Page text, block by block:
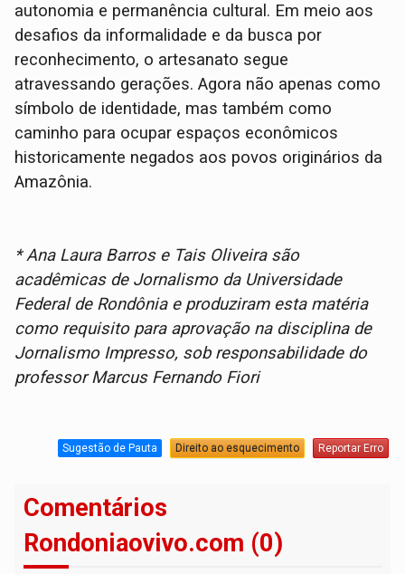
autonomia e permanência cultural. Em meio aos
desafios da informalidade e da busca por
reconhecimento, o artesanato segue
atravessando gerações. Agora não apenas como
símbolo de identidade, mas também como
caminho para ocupar espaços econômicos
historicamente negados aos povos originários da
Amazônia.
* Ana Laura Barros e Tais Oliveira são
acadêmicas de Jornalismo da Universidade
Federal de Rondônia e produziram esta matéria
como requisito para aprovação na disciplina de
Jornalismo Impresso, sob responsabilidade do
professor Marcus Fernando Fiori
Sugestão de Pauta Direito ao esquecimento Reportar Erro
Comentários
Rondoniaovivo.com (0)